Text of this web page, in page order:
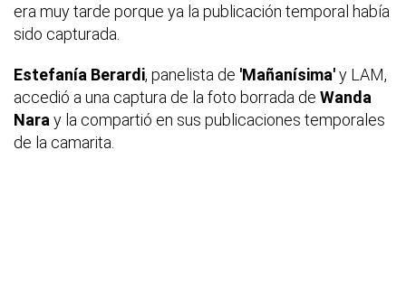
era muy tarde porque ya la publicación temporal había
sido capturada.
Estefanía Berardi, panelista de 'Mañanísima'y LAM,
accedió a una captura de la foto borrada de Wanda
Nara y la compartió en sus publicaciones temporales
de la camarita.